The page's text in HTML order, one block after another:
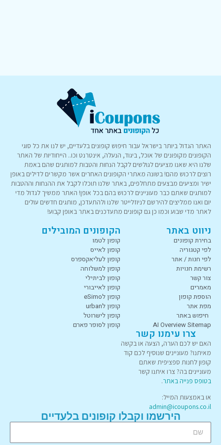
האתר הגדול ביותר בישראל עבור חיפוש קופונים בלעדיים, יש לנו את כל סוגי
הקופונים מקופונים של אוכל, ביגוד, הנעלה, אינטרנט וכו.. הייחודיות של האתר
שלנו היא שאנו מציעים לגולשים לקבל הנחות והטבות למותגים שהם באמת
רוצים לרכוש מהם! בשונה מאתרי הקופונים האחרים אשר מקשרים לדילים באופן
ישיר ומציעים מבצעים מתחלפים, באתר שלנו תוכלו לקבל את ההנחות וההטבות
למותגים שאתם כבר מעוניינים לרכוש בהם בכל אופן! האתר ממשיך לגדול מדי
יום ואנו ממליצים להירשם לניוזלייטר שלנו ולהתעדכן, מותגים חדשים עולים
לאתר מדי שבוע וכמו כן גם קופונים מתעדכנים באתר באופן קבוע!
ניווט באתר
בחירת קופונים
לפי קטגוריה
לפי חנות / אתר
רשימת חנויות
צור קשר
מאמרים
הוספת קופון
מפת אתר
חיפוש באתר
AI Overview Sitemap
הקופונים המובילים
קופון לטמו
קופון לאייס
קופון לעליאקספרס
קופון למשלוחה
קופון לביתילי
קופון לאייבורי
קופון לeSimo
קופון לurban
קופון לישרוטל
קופון לסופר פארם
צרו עימנו קשר
האם יש לכם הערה, הצעה או בקשה
מאיתנו? מעוניינים שנוסיף לכם קוד
קופון לחנות ספציפית שאתם
מעוניינים בה? צרו איתנו קשר
בטופס פנייה באתר.
או באמצעות המייל:
admin@icoupons.co.il
הירשמו וקבלו קופונים בלעדיים